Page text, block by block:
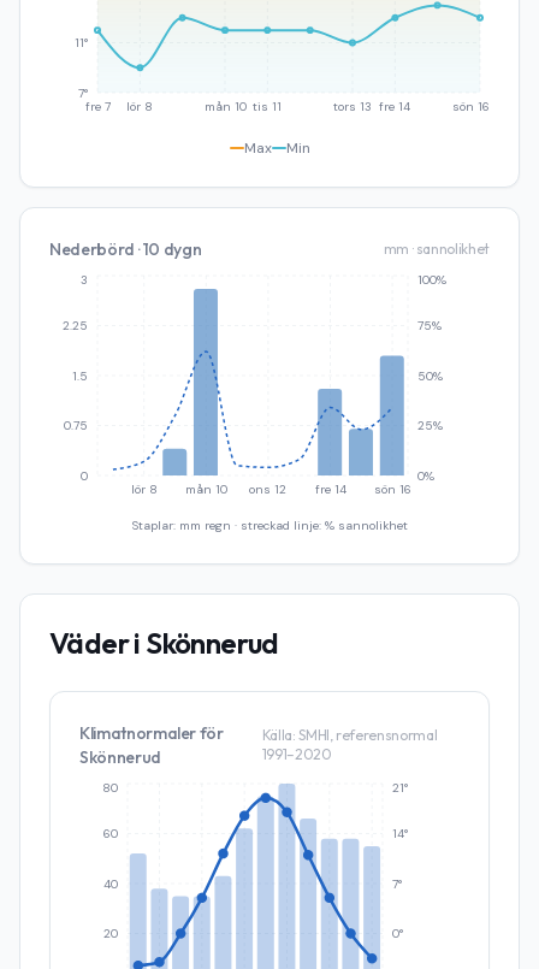
fre 7 lör 8 mån 10 tis 11 tors 13 fre 14 sön 16
7°
11°
Max Min
Nederbörd · 10 dygn mm · sannolikhet
lör 8 mån 10 ons 12 fre 14 sön 16
0
0.75
1.5
2.25
3
0%
25%
50%
75%
100%
Staplar: mm regn · streckad linje: % sannolikhet
Väder i Skönnerud
Klimatnormaler för
Skönnerud
Källa: SMHI, referensnormal
1991–2020
20
40
60
80
0°
7°
14°
21°